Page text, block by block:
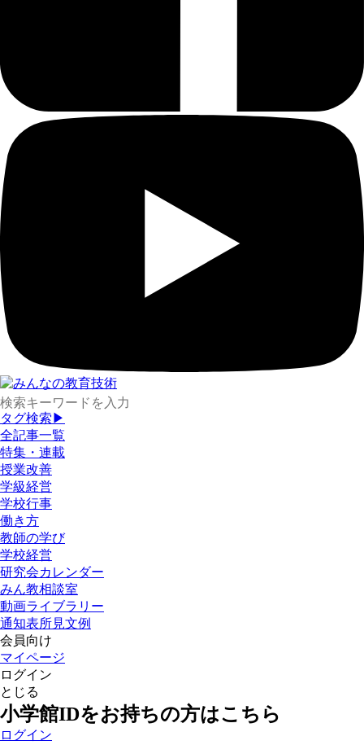
タグ検索▶
全記事一覧
特集・連載
授業改善
学級経営
学校行事
働き方
教師の学び
学校経営
研究会カレンダー
みん教相談室
動画ライブラリー
通知表所見文例
会員向け
マイページ
ログイン
とじる
小学館IDをお持ちの方はこちら
ログイン